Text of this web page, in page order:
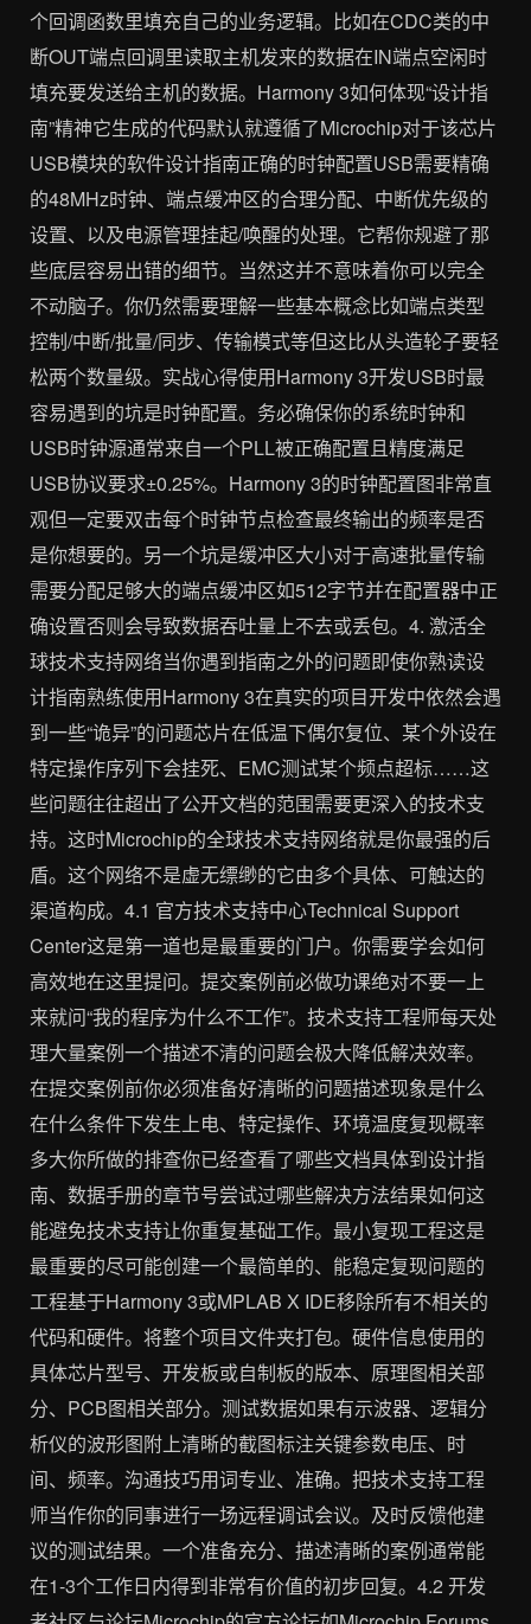
个回调函数里填充自己的业务逻辑。比如在CDC类的中
断OUT端点回调里读取主机发来的数据在IN端点空闲时
填充要发送给主机的数据。Harmony 3如何体现“设计指
南”精神它生成的代码默认就遵循了Microchip对于该芯片
USB模块的软件设计指南正确的时钟配置USB需要精确
的48MHz时钟、端点缓冲区的合理分配、中断优先级的
设置、以及电源管理挂起/唤醒的处理。它帮你规避了那
些底层容易出错的细节。当然这并不意味着你可以完全
不动脑子。你仍然需要理解一些基本概念比如端点类型
控制/中断/批量/同步、传输模式等但这比从头造轮子要轻
松两个数量级。实战心得使用Harmony 3开发USB时最
容易遇到的坑是时钟配置。务必确保你的系统时钟和
USB时钟源通常来自一个PLL被正确配置且精度满足
USB协议要求±0.25%。Harmony 3的时钟配置图非常直
观但一定要双击每个时钟节点检查最终输出的频率是否
是你想要的。另一个坑是缓冲区大小对于高速批量传输
需要分配足够大的端点缓冲区如512字节并在配置器中正
确设置否则会导致数据吞吐量上不去或丢包。4. 激活全
球技术支持网络当你遇到指南之外的问题即使你熟读设
计指南熟练使用Harmony 3在真实的项目开发中依然会遇
到一些“诡异”的问题芯片在低温下偶尔复位、某个外设在
特定操作序列下会挂死、EMC测试某个频点超标……这
些问题往往超出了公开文档的范围需要更深入的技术支
持。这时Microchip的全球技术支持网络就是你最强的后
盾。这个网络不是虚无缥缈的它由多个具体、可触达的
渠道构成。4.1 官方技术支持中心Technical Support
Center这是第一道也是最重要的门户。你需要学会如何
高效地在这里提问。提交案例前必做功课绝对不要一上
来就问“我的程序为什么不工作”。技术支持工程师每天处
理大量案例一个描述不清的问题会极大降低解决效率。
在提交案例前你必须准备好清晰的问题描述现象是什么
在什么条件下发生上电、特定操作、环境温度复现概率
多大你所做的排查你已经查看了哪些文档具体到设计指
南、数据手册的章节号尝试过哪些解决方法结果如何这
能避免技术支持让你重复基础工作。最小复现工程这是
最重要的尽可能创建一个最简单的、能稳定复现问题的
工程基于Harmony 3或MPLAB X IDE移除所有不相关的
代码和硬件。将整个项目文件夹打包。硬件信息使用的
具体芯片型号、开发板或自制板的版本、原理图相关部
分、PCB图相关部分。测试数据如果有示波器、逻辑分
析仪的波形图附上清晰的截图标注关键参数电压、时
间、频率。沟通技巧用词专业、准确。把技术支持工程
师当作你的同事进行一场远程调试会议。及时反馈他建
议的测试结果。一个准备充分、描述清晰的案例通常能
在1-3个工作日内得到非常有价值的初步回复。4.2 开发